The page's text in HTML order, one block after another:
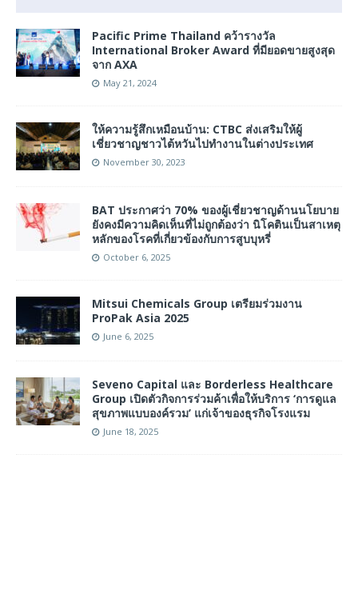
Pacific Prime Thailand คว้ารางวัล
International Broker Award ที่มียอดขายสูงสุด
จาก AXA
May 21, 2024
ให้ความรู้สึกเหมือนบ้าน: CTBC ส่งเสริมให้ผู้
เชี่ยวชาญชาวไต้หวันไปทำงานในต่างประเทศ
November 30, 2023
BAT ประกาศว่า 70% ของผู้เชี่ยวชาญด้านนโยบาย
ยังคงมีความคิดเห็นที่ไม่ถูกต้องว่า นิโคตินเป็นสาเหตุ
หลักของโรคที่เกี่ยวข้องกับการสูบบุหรี่
October 6, 2025
Mitsui Chemicals Group เตรียมร่วมงาน
ProPak Asia 2025
June 6, 2025
Seveno Capital และ Borderless Healthcare
Group เปิดตัวกิจการร่วมค้าเพื่อให้บริการ ‘การดูแล
สุขภาพแบบองค์รวม’ แก่เจ้าของธุรกิจโรงแรม
June 18, 2025